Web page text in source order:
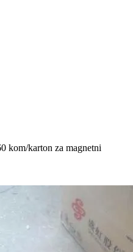
kom/karton za magnetni